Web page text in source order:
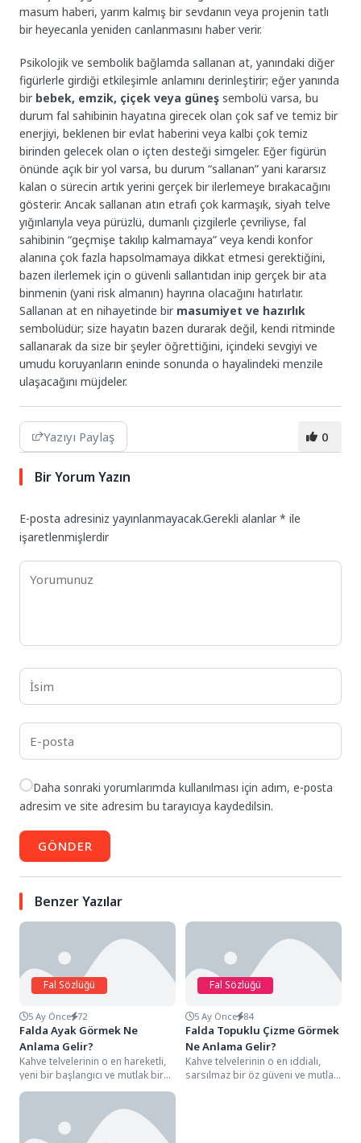
masum haberi, yarım kalmış bir sevdanın veya projenin tatlı
bir heyecanla yeniden canlanmasını haber verir.
Psikolojik ve sembolik bağlamda sallanan at, yanındaki diğer
figürlerle girdiği etkileşimle anlamını derinleştirir; eğer yanında
bir bebek, emzik, çiçek veya güneş sembolü varsa, bu
durum fal sahibinin hayatına girecek olan çok saf ve temiz bir
enerjiyi, beklenen bir evlat haberini veya kalbi çok temiz
birinden gelecek olan o içten desteği simgeler. Eğer figürün
önünde açık bir yol varsa, bu durum “sallanan” yani kararsız
kalan o sürecin artık yerini gerçek bir ilerlemeye bırakacağını
gösterir. Ancak sallanan atın etrafı çok karmaşık, siyah telve
yığınlarıyla veya pürüzlü, dumanlı çizgilerle çevriliyse, fal
sahibinin “geçmişe takılıp kalmamaya” veya kendi konfor
alanına çok fazla hapsolmamaya dikkat etmesi gerektiğini,
bazen ilerlemek için o güvenli sallantıdan inip gerçek bir ata
binmenin (yani risk almanın) hayrına olacağını hatırlatır.
Sallanan at en nihayetinde bir masumiyet ve hazırlık
sembolüdür; size hayatın bazen durarak değil, kendi ritminde
sallanarak da size bir şeyler öğrettiğini, içindeki sevgiyi ve
umudu koruyanların eninde sonunda o hayalindeki menzile
ulaşacağını müjdeler.
Yazıyı Paylaş 0
Bir Yorum Yazın
E-posta adresiniz yayınlanmayacak.Gerekli alanlar* ile
işaretlenmişlerdir
Daha sonraki yorumlarımda kullanılması için adım, e-posta
adresim ve site adresim bu tarayıcıya kaydedilsin.
GÖNDER
Benzer Yazılar
Fal Sözlüğü
5 Ay Önce 72
Falda Ayak Görmek Ne
Anlama Gelir?
Kahve telvelerinin o en hareketli,
yeni bir başlangıcı ve mutlak bir
ilerleyişi simgeleyen detayları
Fal Sözlüğü
5 Ay Önce 84
Falda Topuklu Çizme Görmek
Ne Anlama Gelir?
Kahve telvelerinin o en iddialı,
sarsılmaz bir öz güveni ve mutlak